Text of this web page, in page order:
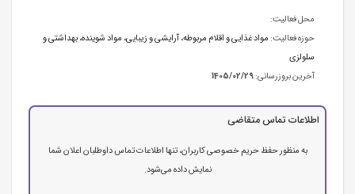
محل فعالیت:
حوزه فعالیت: مواد غذایی و اقلام مربوطه،آرایشی و زیبایی، مواد شوینده، بهداشتی و
سلولزی
آخرین بروزرسانی:1405/02/29
اطلاعات تماس متقاضی
به منظور حفظ حریم خصوصی کاربران، تنها اطلاعات تماس داوطلبان اعلان شما
نمایش داده می‌شود.